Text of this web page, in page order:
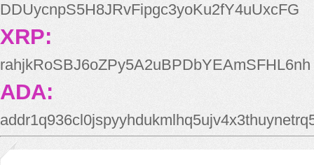
DDUycnpS5H8JRvFipgc3yoKu2fY4uUxcFG
XRP:
rahjkRoSBJ6oZPy5A2uBPDbYEAmSFHL6nh
ADA: